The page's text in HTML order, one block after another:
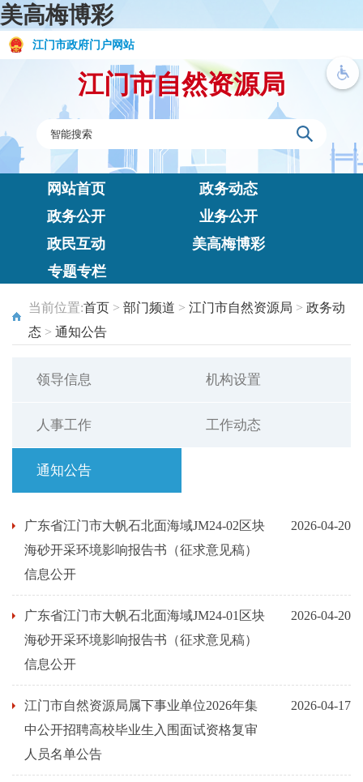
美高梅博彩
江门市政府门户网站
江门市自然资源局
网站首页
政务动态
政务公开
业务公开
政民互动
美高梅博彩
专题专栏
当前位置:首页 > 部门频道 > 江门市自然资源局 > 政务动
态 > 通知公告
领导信息 机构设置
人事工作 工作动态
通知公告
广东省江门市大帆石北面海域JM24-02区块
海砂开采环境影响报告书（征求意见稿）
信息公开
2026-04-20
广东省江门市大帆石北面海域JM24-01区块
海砂开采环境影响报告书（征求意见稿）
信息公开
2026-04-20
江门市自然资源局属下事业单位2026年集
中公开招聘高校毕业生入围面试资格复审
人员名单公告
2026-04-17